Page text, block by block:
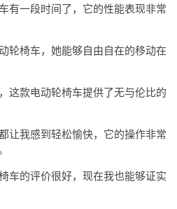
有一段时间了，它的性能表现非常
轮椅车，她能够自由自在的移动在
这款电动轮椅车提供了无与伦比的
让我感到轻松愉快，它的操作非常
车的评价很好，现在我也能够证实